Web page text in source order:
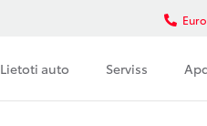
Lietoti auto Serviss